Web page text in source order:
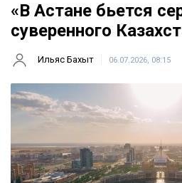
«В Астане бьется
суверенного
Ильяс Бахыт 06.07.2026, 08:15